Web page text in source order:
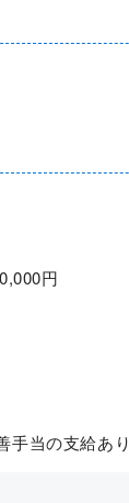
円
手当の支給あり